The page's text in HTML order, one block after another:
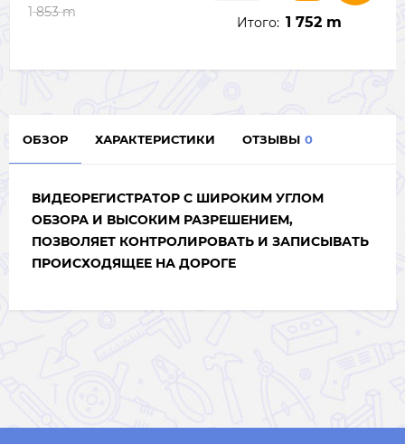
1 853 m
Итого: 1 752 m
ОБЗОР ХАРАКТЕРИСТИКИ ОТЗЫВЫ 0
ВИДЕОРЕГИСТРАТОР С ШИРОКИМ УГЛОМ
ОБЗОРА И ВЫСОКИМ РАЗРЕШЕНИЕМ,
ПОЗВОЛЯЕТ КОНТРОЛИРОВАТЬ И ЗАПИСЫВАТЬ
ПРОИСХОДЯЩЕЕ НА ДОРОГЕ